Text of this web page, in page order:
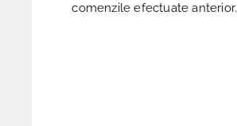
comenzile efectuate anterior.